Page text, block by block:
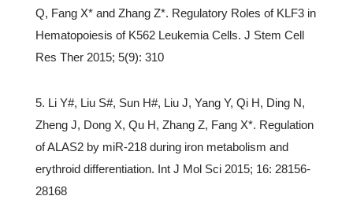
Q, Fang X* and Zhang Z*. Regulatory Roles of KLF3 in
Hematopoiesis of K562 Leukemia Cells. J Stem Cell
Res Ther 2015; 5(9): 310
5. Li Y#, Liu S#, Sun H#, Liu J, Yang Y, Qi H, Ding N,
Zheng J, Dong X, Qu H, Zhang Z, Fang X*. Regulation
of ALAS2 by miR-218 during iron metabolism and
erythroid differentiation. Int J Mol Sci 2015; 16: 28156-
28168